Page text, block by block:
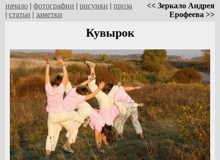
начало | фотографии | рисунки | проза
| статьи | заметки
<< Зеркало Андрея
Ерофеева >>
Кувырок